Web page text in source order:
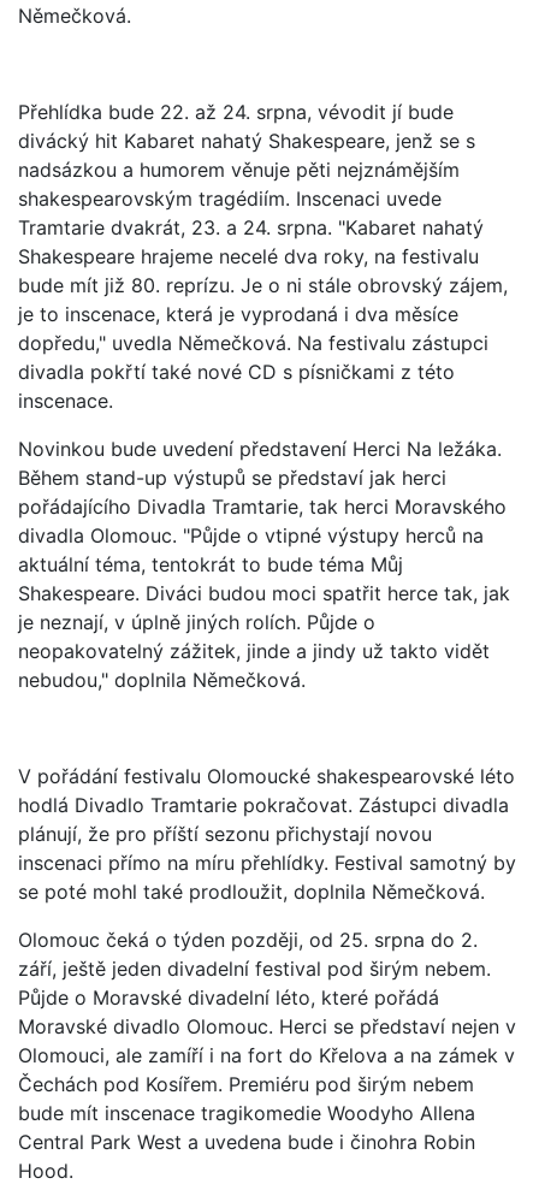
Němečková.
Přehlídka bude 22. až 24. srpna, vévodit jí bude
divácký hit Kabaret nahatý Shakespeare, jenž se s
nadsázkou a humorem věnuje pěti nejznámějším
shakespearovským tragédiím. Inscenaci uvede
Tramtarie dvakrát, 23. a 24. srpna. "Kabaret nahatý
Shakespeare hrajeme necelé dva roky, na festivalu
bude mít již 80. reprízu. Je o ni stále obrovský zájem,
je to inscenace, která je vyprodaná i dva měsíce
dopředu," uvedla Němečková. Na festivalu zástupci
divadla pokřtí také nové CD s písničkami z této
inscenace.
Novinkou bude uvedení představení Herci Na ležáka.
Během stand-up výstupů se představí jak herci
pořádajícího Divadla Tramtarie, tak herci Moravského
divadla Olomouc. "Půjde o vtipné výstupy herců na
aktuální téma, tentokrát to bude téma Můj
Shakespeare. Diváci budou moci spatřit herce tak, jak
je neznají, v úplně jiných rolích. Půjde o
neopakovatelný zážitek, jinde a jindy už takto vidět
nebudou," doplnila Němečková.
V pořádání festivalu Olomoucké shakespearovské léto
hodlá Divadlo Tramtarie pokračovat. Zástupci divadla
plánují, že pro příští sezonu přichystají novou
inscenaci přímo na míru přehlídky. Festival samotný by
se poté mohl také prodloužit, doplnila Němečková.
Olomouc čeká o týden později, od 25. srpna do 2.
září, ještě jeden divadelní festival pod širým nebem.
Půjde o Moravské divadelní léto, které pořádá
Moravské divadlo Olomouc. Herci se představí nejen v
Olomouci, ale zamíří i na fort do Křelova a na zámek v
Čechách pod Kosířem. Premiéru pod širým nebem
bude mít inscenace tragikomedie Woodyho Allena
Central Park West a uvedena bude i činohra Robin
Hood.